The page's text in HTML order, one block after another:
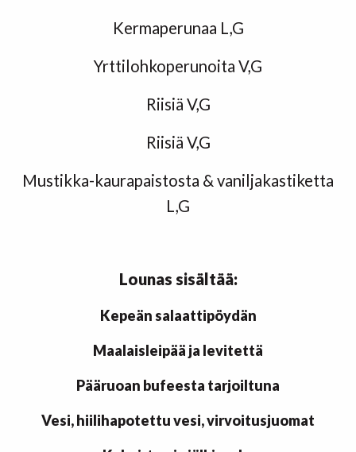
Kermaperunaa L,G
Yrttilohkoperunoita V,G
Riisiä V,G
Riisiä V,G
Mustikka-kaurapaistosta & vaniljakastiketta
L,G
Lounas sisältää:
Kepeän salaattipöydän
Maalaisleipää ja levitettä
Pääruoan bufeesta tarjoiltuna
Vesi, hiilihapotettu vesi, virvoitusjuomat